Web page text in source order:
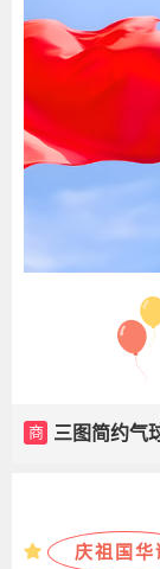
商 三图简约气
庆祖国华